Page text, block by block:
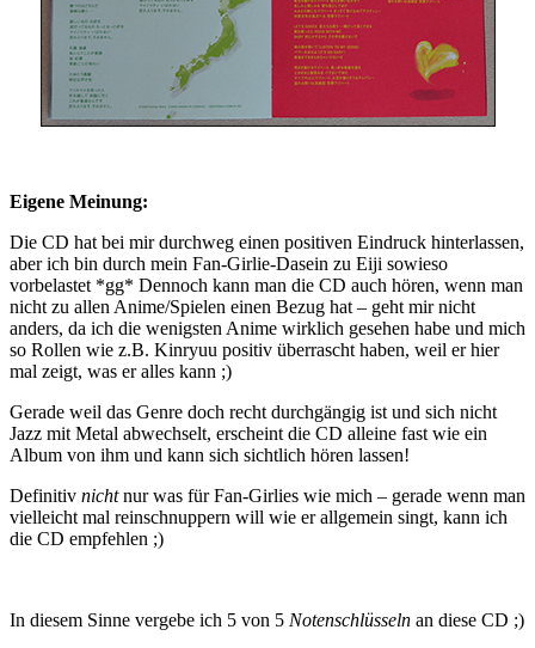
Eigene Meinung:
Die CD hat bei mir durchweg einen positiven Eindruck hinterlassen,
aber ich bin durch mein Fan-Girlie-Dasein zu Eiji sowieso
vorbelastet *gg* Dennoch kann man die CD auch hören, wenn man
nicht zu allen Anime/Spielen einen Bezug hat – geht mir nicht
anders, da ich die wenigsten Anime wirklich gesehen habe und mich
so Rollen wie z.B. Kinryuu positiv überrascht haben, weil er hier
mal zeigt, was er alles kann ;)
Gerade weil das Genre doch recht durchgängig ist und sich nicht
Jazz mit Metal abwechselt, erscheint die CD alleine fast wie ein
Album von ihm und kann sich sichtlich hören lassen!
Definitiv nichtnur was für Fan-Girlies wie mich – gerade wenn man
vielleicht mal reinschnuppern will wie er allgemein singt, kann ich
die CD empfehlen ;)
In diesem Sinne vergebe ich 5 von 5 Notenschlüsseln an diese CD ;)